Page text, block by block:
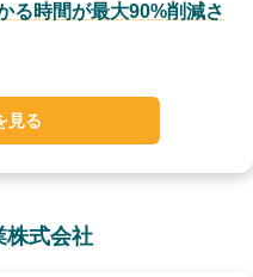
る時間が最大90%削減さ
見る
株式会社